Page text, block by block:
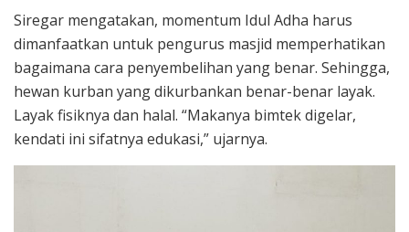
Siregar mengatakan, momentum Idul Adha harus
dimanfaatkan untuk pengurus masjid memperhatikan
bagaimana cara penyembelihan yang benar. Sehingga,
hewan kurban yang dikurbankan benar-benar layak.
Layak fisiknya dan halal. “Makanya bimtek digelar,
kendati ini sifatnya edukasi,” ujarnya.